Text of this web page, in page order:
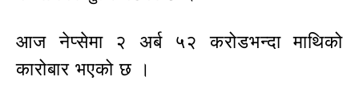
आज नेप्सेमा २ अर्ब ५२ करोडभन्दा माथिको
कारोबार भएको छ ।